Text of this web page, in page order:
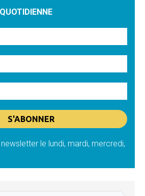
le lundi, mardi, mercredi,